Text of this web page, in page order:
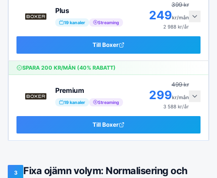
Plus
19kanaler Streaming
399kr
249kr/mån
2 988 kr/år
Till Boxer
SPARA 200 KR/MÅN (40% RABATT)
Premium
19kanaler Streaming
499kr
299kr/mån
3 588 kr/år
Till Boxer
3
Fixa ojämn volym: Normalisering och